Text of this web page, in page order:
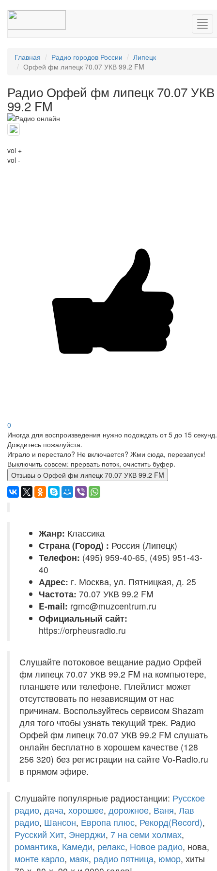
Главная Радио городов России
Липецк
Орфей фм липецк 70.07 УКВ 99.2 FM
Радио Орфей фм липецк 70.07 УКВ
99.2 FM
vol +
vol -
0
Иногда для воспроизведения нужно подождать от 5 до 15 секунд.
Дождитесь пожалуйста.
Играло и перестало? Не включается? Жми сюда, перезапуск!
Выключить совсем: прервать поток, очистить буфер.
Отзывы о Орфей фм липецк 70.07 УКВ 99.2 FM
Жанр: Классика
Страна (Город) : Россия (Липецк)
Телефон: (495) 959-40-65, (495) 951-43-
40
Адрес: г. Москва, ул. Пятницкая, д. 25
Частота: 70.07 УКВ 99.2 FM
E-mail: rgmc@muzcentrum.ru
Официальный сайт:
https://orpheusradio.ru
Слушайте потоковое вещание радио Орфей
фм липецк 70.07 УКВ 99.2 FM на компьютере,
планшете или телефоне. Плейлист может
отсутствовать по независящим от нас
причинам. Воспользуйтесь сервисом Shazam
для того чтобы узнать текущий трек. Радио
Орфей фм липецк 70.07 УКВ 99.2 FM слушать
онлайн бесплатно в хорошем качестве (128
256 320) без регистрации на сайте Vo-Radio.ru
в прямом эфире.
Слушайте популярные радиостанции: Русское
радио, дача, хорошее, дорожное, Ваня, Лав
радио, Шансон, Европа плюс, Рекорд(Record),
Русский Хит, Энерджи, 7 на семи холмах,
романтика, Камеди, релакс, Новое радио, нова,
монте карло, маяк, радио пятница, юмор, хиты